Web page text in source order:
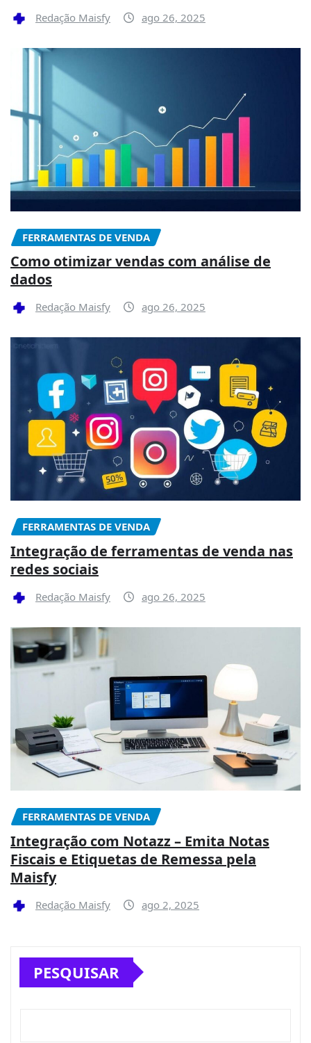
Redação Maisfy ago 26, 2025
FERRAMENTAS DE VENDA
Como otimizar vendas com análise de
dados
Redação Maisfy ago 26, 2025
FERRAMENTAS DE VENDA
Integração de ferramentas de venda nas
redes sociais
Redação Maisfy ago 26, 2025
FERRAMENTAS DE VENDA
Integração com Notazz – Emita Notas
Fiscais e Etiquetas de Remessa pela
Maisfy
Redação Maisfy ago 2, 2025
PESQUISAR